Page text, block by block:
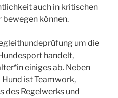
auch in kritischen
können.
um die
handelt,
einiges ab. Neben
ist Teamwork,
des Regelwerks und